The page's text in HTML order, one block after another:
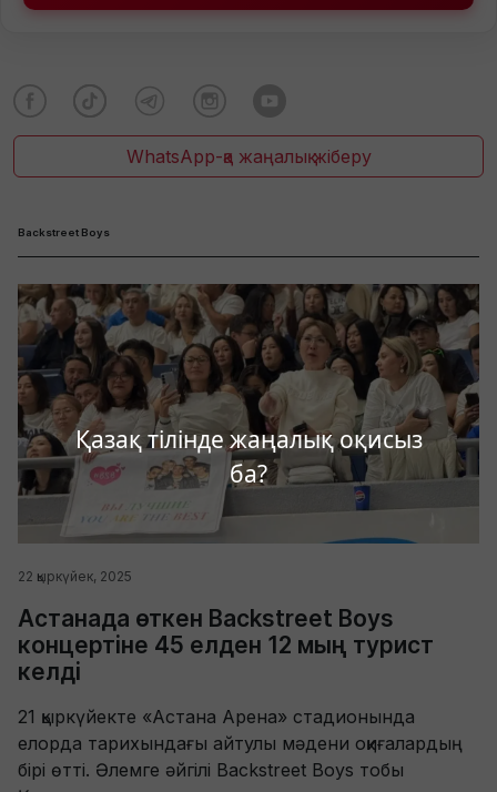
Қазақ тілінде жаңалық оқисыз
ба?
WhatsApp-қа жаңалық жіберу
Backstreet Boys
22 қыркүйек, 2025
Астанада өткен Backstreet Boys
концертіне 45 елден 12 мың турист
келді
21 қыркүйекте «Астана Арена» стадионында
елорда тарихындағы айтулы мәдени оқиғалардың
бірі өтті. Әлемге әйгілі Backstreet Boys тобы